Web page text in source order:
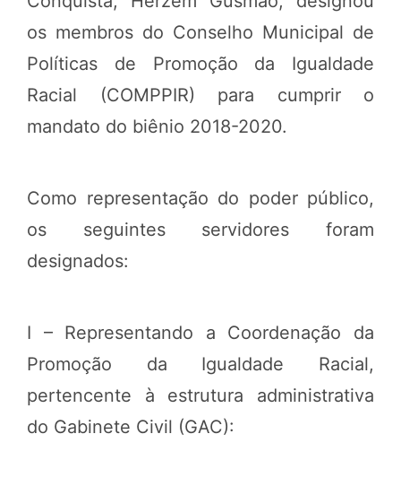
os membros do Conselho Municipal de
Políticas de Promoção da Igualdade
Racial (COMPPIR) para cumprir o
mandato do biênio 2018-2020.
Como representação do poder público,
os seguintes servidores foram
designados:
I – Representando a Coordenação da
Promoção da Igualdade Racial,
pertencente à estrutura administrativa
do Gabinete Civil (GAC):